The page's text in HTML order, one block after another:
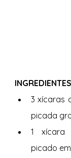
3 xícaras
picada
1 xícara
picado